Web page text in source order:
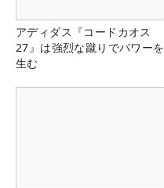
アディダス『コードカオス
27』は強烈な蹴りでパワーを
生む